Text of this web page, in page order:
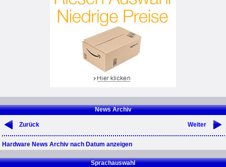
News Archiv
Zurück Weiter
Hardware News Archiv nach Datum anzeigen
Sprachauswahl